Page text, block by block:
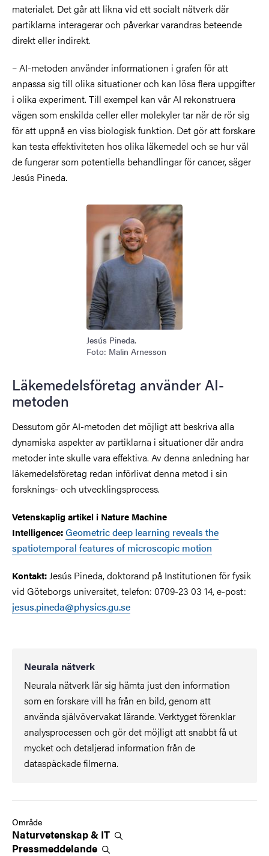
materialet. Det går att likna vid ett socialt nätverk där
partiklarna interagerar och påverkar varandras beteende
direkt eller indirekt.
– AI-metoden använder informationen i grafen för att
anpassa sig till olika situationer och kan lösa flera uppgifter
i olika experiment. Till exempel kan vår AI rekonstruera
vägen som enskilda celler eller molekyler tar när de rör sig
för att uppnå en viss biologisk funktion. Det gör att forskare
kan testa effektiviteten hos olika läkemedel och se hur väl
de fungerar som potentiella behandlingar för cancer, säger
Jesús Pineda.
Bild
Jesús Pineda.
Foto: Malin Arnesson
Läkemedelsföretag använder AI-
metoden
Dessutom gör AI-metoden det möjligt att beskriva alla
dynamiska aspekter av partiklarna i situationer där andra
metoder inte skulle vara effektiva. Av denna anledning har
läkemedelsföretag redan införlivat denna metod i sin
forsknings- och utvecklingsprocess.
Vetenskaplig artikel i Nature Machine
Intelligence:Geometric deep learning reveals the
spatiotemporal features of microscopic motion
Kontakt: Jesús Pineda, doktorand på Institutionen för fysik
vid Göteborgs universitet, telefon: 0709-23 03 14, e-post:
jesus.pineda@physics.gu.se
Neurala nätverk
Neurala nätverk lär sig hämta just den information
som en forskare vill ha från en bild, genom att
använda självövervakat lärande. Verktyget förenklar
analysprocessen och gör det möjligt att snabbt få ut
mycket och detaljerad information från de
dataspäckade filmerna.
Område
Naturvetenskap & IT
Pressmeddelande